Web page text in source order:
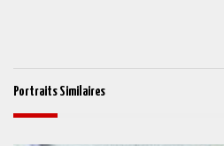
Portraits Similaires